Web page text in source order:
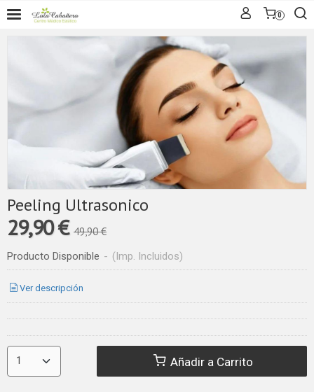
0
Peeling Ultrasonico
29,90 € 49,90 €
Producto Disponible - (Imp. Incluidos)
Ver descripción
Añadir a Carrito